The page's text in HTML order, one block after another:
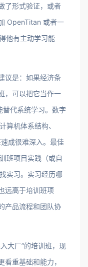
了形式验证，或者
OpenTitan 或者一
他有主动学习能
议是：如果经济条
，可以把它当作一
替代系统学习。数字
算机体系结构、
成很难深入。最佳
班项目实践（或自
实习。实习经历哪
远高于培训班项
产品流程和团队协
大厂”的培训班，现
重基础和能力，